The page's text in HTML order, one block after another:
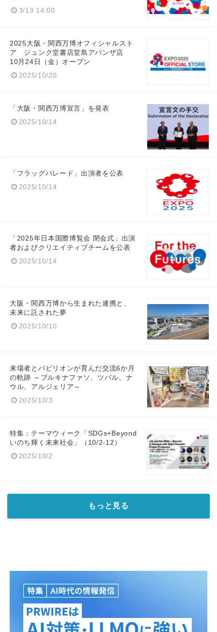
3/13 14:00
2025大阪・関西万博オフィシャルスト
ア ジュンク堂書店堂島アバンザ店
10月24日（金）オープン
2025/10/20
「大阪・関西万博宣言」を発表
2025/10/14
「フラッグパレード」出演者を公表
2025/10/14
「2025年日本国際博覧会 閉会式」出演
者およびクリエイティブチームを公表
2025/10/14
大阪・関西万博から生まれた連携と、
未来に託された夢
2025/10/10
来場者とパビリオンが育んだ交流6か月
の軌跡 ～ブルキナファソ、ツバル、ナ
ウル、アルジェリア～
2025/10/3
特集：テーマウィーク「SDGs+Beyond
いのち輝く未来社会」（10/2-12）
2025/10/2
もっと見る
Japanese
English